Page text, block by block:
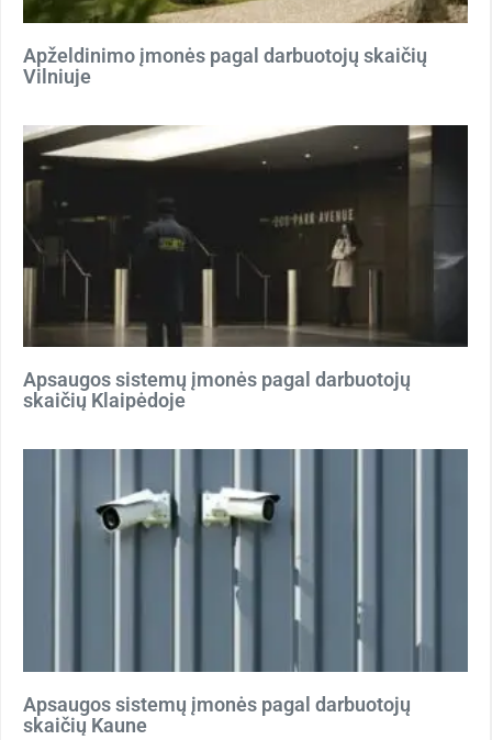
Apželdinimo įmonės pagal darbuotojų skaičių
Vilniuje
Apsaugos sistemų įmonės pagal darbuotojų
skaičių Klaipėdoje
Apsaugos sistemų įmonės pagal darbuotojų
skaičių Kaune